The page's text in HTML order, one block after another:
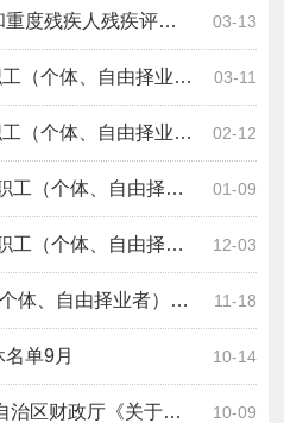
03-13
残疾评定补贴政策公告
03-11
自由择业者）正常退休公示
02-12
自由择业者）正常退休公示
01-09
自由择业者）正常退休公示
12-03
自由择业者）正常退休公示
11-18
自由择业者）退休公示
10-14
单9月
10-09
年城乡低保等救助保障标准工作方案＞的通知》的通知